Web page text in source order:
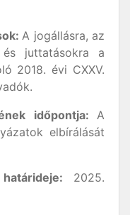
A jogállásra, az
és juttatásokra a
2018. évi CXXV.
időpontja: A
elbírálását
2025.